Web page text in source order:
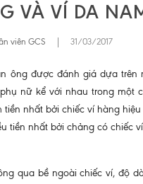
VÀ VÍ DA
viên GCS 31/03/2017
ông được đánh giá dựa
nữ kể với nhau trong một
tiền nhất bởi chiếc ví hàng
tiền nhất bởi chảng có chiếc
qua bề ngoài chiếc ví, độ